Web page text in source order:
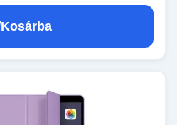
Kosárba